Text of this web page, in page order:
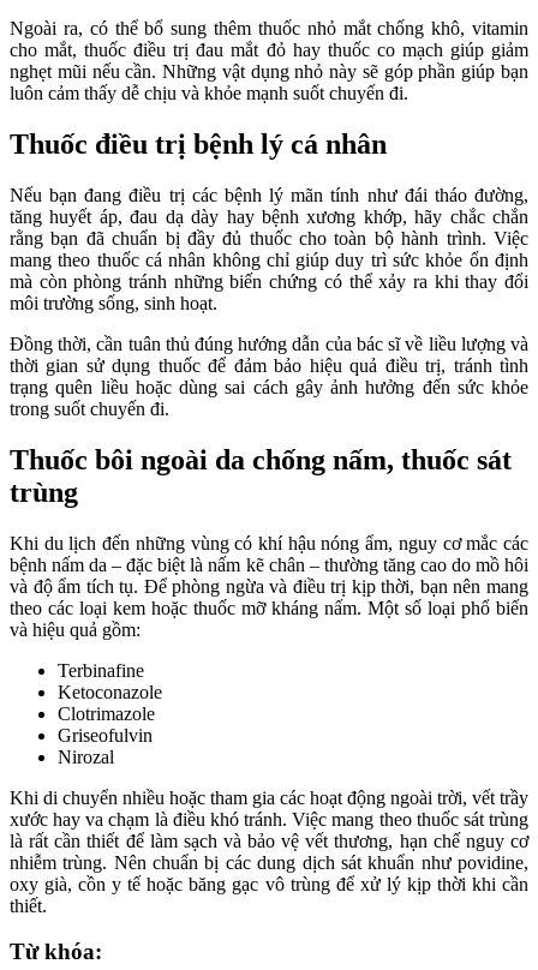
Ngoài ra, có thể bổ sung thêm thuốc nhỏ mắt chống khô, vitamin
cho mắt, thuốc điều trị đau mắt đỏ hay thuốc co mạch giúp giảm
nghẹt mũi nếu cần. Những vật dụng nhỏ này sẽ góp phần giúp bạn
luôn cảm thấy dễ chịu và khỏe mạnh suốt chuyến đi.
Thuốc điều trị bệnh lý cá nhân
Nếu bạn đang điều trị các bệnh lý mãn tính như đái tháo đường,
tăng huyết áp, đau dạ dày hay bệnh xương khớp, hãy chắc chắn
rằng bạn đã chuẩn bị đầy đủ thuốc cho toàn bộ hành trình. Việc
mang theo thuốc cá nhân không chỉ giúp duy trì sức khỏe ổn định
mà còn phòng tránh những biến chứng có thể xảy ra khi thay đổi
môi trường sống, sinh hoạt.
Đồng thời, cần tuân thủ đúng hướng dẫn của bác sĩ về liều lượng và
thời gian sử dụng thuốc để đảm bảo hiệu quả điều trị, tránh tình
trạng quên liều hoặc dùng sai cách gây ảnh hưởng đến sức khỏe
trong suốt chuyến đi.
Thuốc bôi ngoài da chống nấm, thuốc sát
trùng
Khi du lịch đến những vùng có khí hậu nóng ẩm, nguy cơ mắc các
bệnh nấm da – đặc biệt là nấm kẽ chân – thường tăng cao do mồ hôi
và độ ẩm tích tụ. Để phòng ngừa và điều trị kịp thời, bạn nên mang
theo các loại kem hoặc thuốc mỡ kháng nấm. Một số loại phổ biến
và hiệu quả gồm:
Terbinafine
Ketoconazole
Clotrimazole
Griseofulvin
Nirozal
Khi di chuyển nhiều hoặc tham gia các hoạt động ngoài trời, vết trầy
xước hay va chạm là điều khó tránh. Việc mang theo thuốc sát trùng
là rất cần thiết để làm sạch và bảo vệ vết thương, hạn chế nguy cơ
nhiễm trùng. Nên chuẩn bị các dung dịch sát khuẩn như povidine,
oxy già, cồn y tế hoặc băng gạc vô trùng để xử lý kịp thời khi cần
thiết.
Từ khóa: